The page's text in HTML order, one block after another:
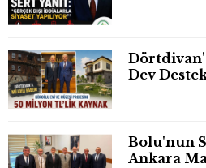
Dev
Bolu'nun
Ankara